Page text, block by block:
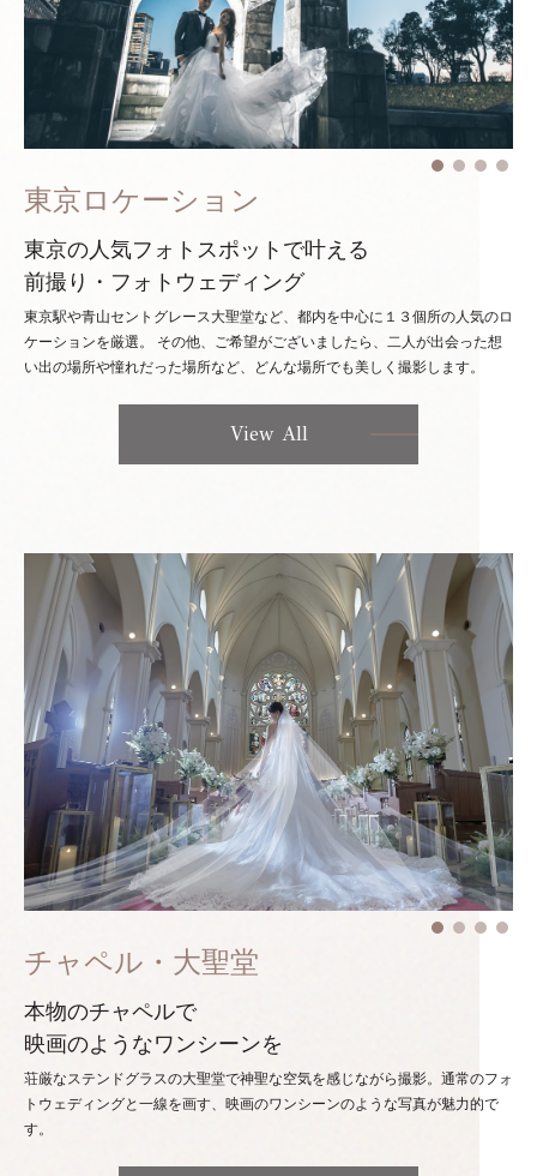
東京ロケーション
東京の人気フォトスポットで叶える
前撮り・フォトウェディング
東京駅や青山セントグレース大聖堂など、都内を中心に１３個所の人気のロ
ケーションを厳選。 その他、ご希望がございましたら、二人が出会った想
い出の場所や憧れだった場所など、どんな場所でも美しく撮影します。
View All
チャペル・大聖堂
本物のチャペルで
映画のようなワンシーンを
荘厳なステンドグラスの大聖堂で神聖な空気を感じながら撮影。通常のフォ
トウェディングと一線を画す、映画のワンシーンのような写真が魅力的で
す。